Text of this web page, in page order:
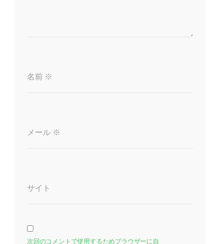
名前 ※
メール ※
サイト
次回のコメントで使用するためブラウザーに自